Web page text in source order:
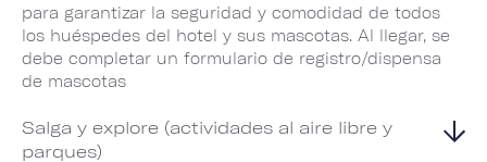
para garantizar la seguridad y comodidad de todos
los huéspedes del hotel y sus mascotas. Al llegar, se
debe completar un formulario de registro/dispensa
de mascotas
Salga y explore (actividades al aire libre y
parques)